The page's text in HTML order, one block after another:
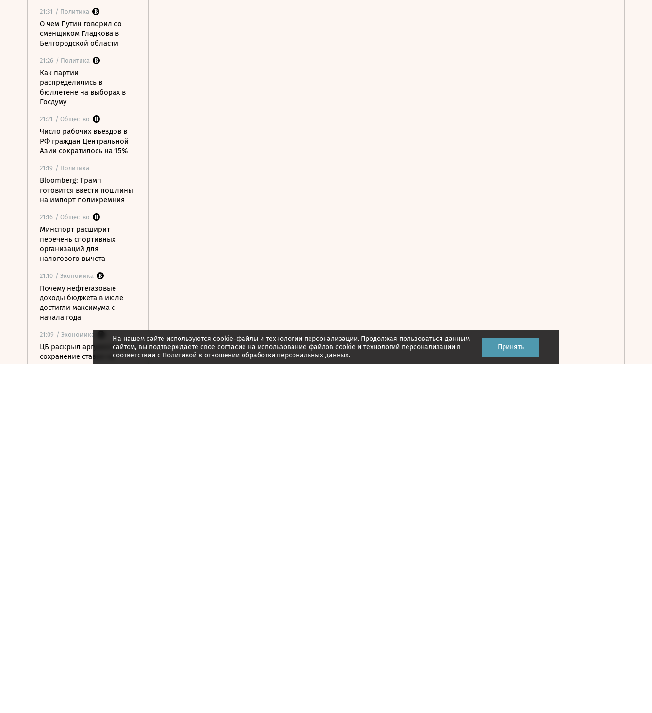
21:31 / Политика
О чем Путин говорил со
сменщиком Гладкова в
Белгородской области
21:26 / Политика
Как партии
распределились в
бюллетене на выборах в
Госдуму
21:21 / Общество
Число рабочих въездов в
РФ граждан Центральной
Азии сократилось на 15%
21:19 / Политика
Bloomberg: Трамп
готовится ввести пошлины
на импорт поликремния
21:16 / Общество
Минспорт расширит
перечень спортивных
организаций для
налогового вычета
21:10 / Экономика
Почему нефтегазовые
доходы бюджета в июле
достигли максимума с
начала года
21:09 / Экономика
ЦБ раскрыл аргументы за
сохранение ставки на
последнем заседании
На нашем сайте используются cookie-файлы и технологии персонализации. Продолжая пользоваться данным
сайтом, вы подтверждаете свое согласие на использование файлов cookie и технологий персонализации в
соответствии с Политикой в отношении обработки персональных данных.
Принять